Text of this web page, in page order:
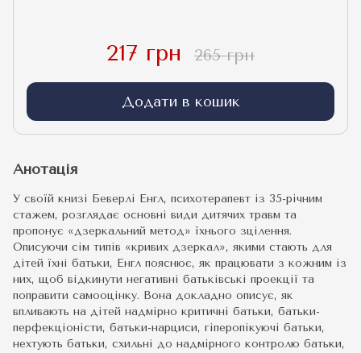
217 грн 265 грн
Додати в кошик
Анотація
У своїй книзі Беверлі Енгл, психотерапевт із 35-річним
стажем, розглядає основні види дитячих травм та
пропонує «дзеркальний метод» їхнього зцілення.
Описуючи сім типів «кривих дзеркал», якими стають для
дітей їхні батьки, Енгл пояснює, як працювати з кожним із
них, щоб відкинути негативні батьківські проекції та
поправити самооцінку. Вона докладно описує, як
впливають на дітей надмірно критичні батьки, батьки-
перфекціоністи, батьки-нарциси, гіперопікуючі батьки,
нехтують батьки, схильні до надмірного контролю батьки,